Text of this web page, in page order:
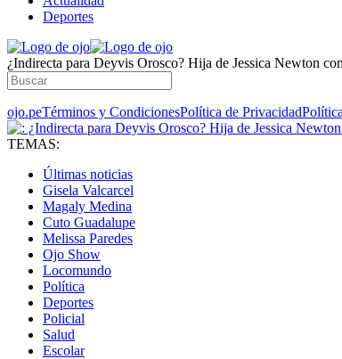
Deportes
¿Indirecta para Deyvis Orosco? Hija de Jessica Newton
ojo.peTérminos y CondicionesPolítica de Privacidad
TEMAS:
Últimas noticias
Gisela Valcarcel
Magaly Medina
Cuto Guadalupe
Melissa Paredes
Ojo Show
Locomundo
Política
Deportes
Policial
Salud
Escolar